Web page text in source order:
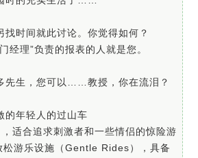
时间就此讨论。你觉得如何？
经理”负责的报表的人就是您。
先生，您可以……教授，你在流泪？
的年轻人的过山车
适合追求刺激者和一些情侣的惊险游
游乐设施（Gentle Rides），具备